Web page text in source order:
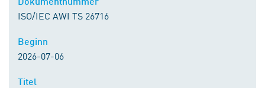
ISO/IEC AWI TS 26716
Beginn
2026-07-06
Titel